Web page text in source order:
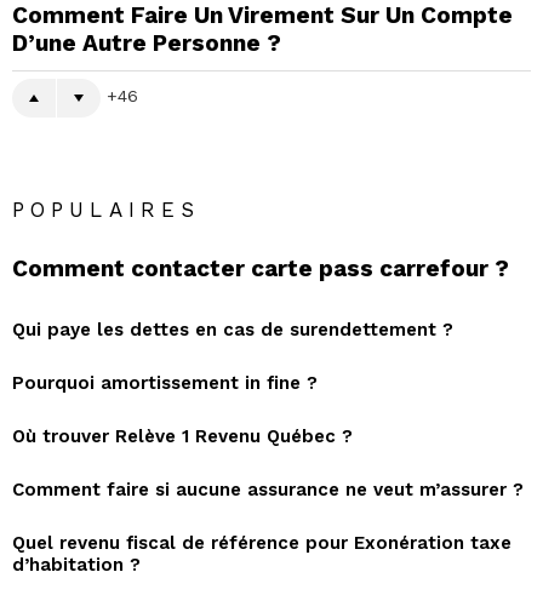
Comment Faire Un Virement Sur Un Compte
D’une Autre Personne ?
46
POPULAIRES
Comment contacter carte pass carrefour ?
Qui paye les dettes en cas de surendettement ?
Pourquoi amortissement in fine ?
Où trouver Relève 1 Revenu Québec ?
Comment faire si aucune assurance ne veut m’assurer ?
Quel revenu fiscal de référence pour Exonération taxe
d’habitation ?